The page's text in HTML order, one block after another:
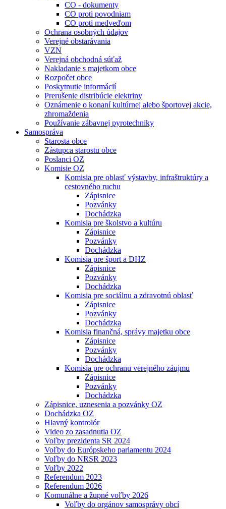
CO - dokumenty
CO proti povodniam
CO proti medveďom
Ochrana osobných údajov
Verejné obstarávania
VZN
Verejná obchodná súťaž
Nakladanie s majetkom obce
Rozpočet obce
Poskytnutie informácií
Prerušenie distribúcie elektriny
Oznámenie o konaní kultúrnej alebo športovej akcie,
zhromaždenia
Používanie zábavnej pyrotechniky
Samospráva
Starosta obce
Zástupca starostu obce
Poslanci OZ
Komisie OZ
Komisia pre oblasť výstavby, infraštruktúry a
cestovného ruchu
Zápisnice
Pozvánky
Dochádzka
Komisia pre školstvo a kultúru
Zápisnice
Pozvánky
Dochádzka
Komisia pre šport a DHZ
Zápisnice
Pozvánky
Dochádzka
Komisia pre sociálnu a zdravotnú oblasť
Zápisnice
Pozvánky
Dochádzka
Komisia finančná, správy majetku obce
Zápisnice
Pozvánky
Dochádzka
Komisia pre ochranu verejného záujmu
Zápisnice
Pozvánky
Dochádzka
Zápisnice, uznesenia a pozvánky OZ
Dochádzka OZ
Hlavný kontrolór
Video zo zasadnutia OZ
Voľby prezidenta SR 2024
Voľby do Európskeho parlamentu 2024
Voľby do NRSR 2023
Voľby 2022
Referendum 2023
Referendum 2026
Komunálne a župné voľby 2026
Voľby do orgánov samosprávy obcí